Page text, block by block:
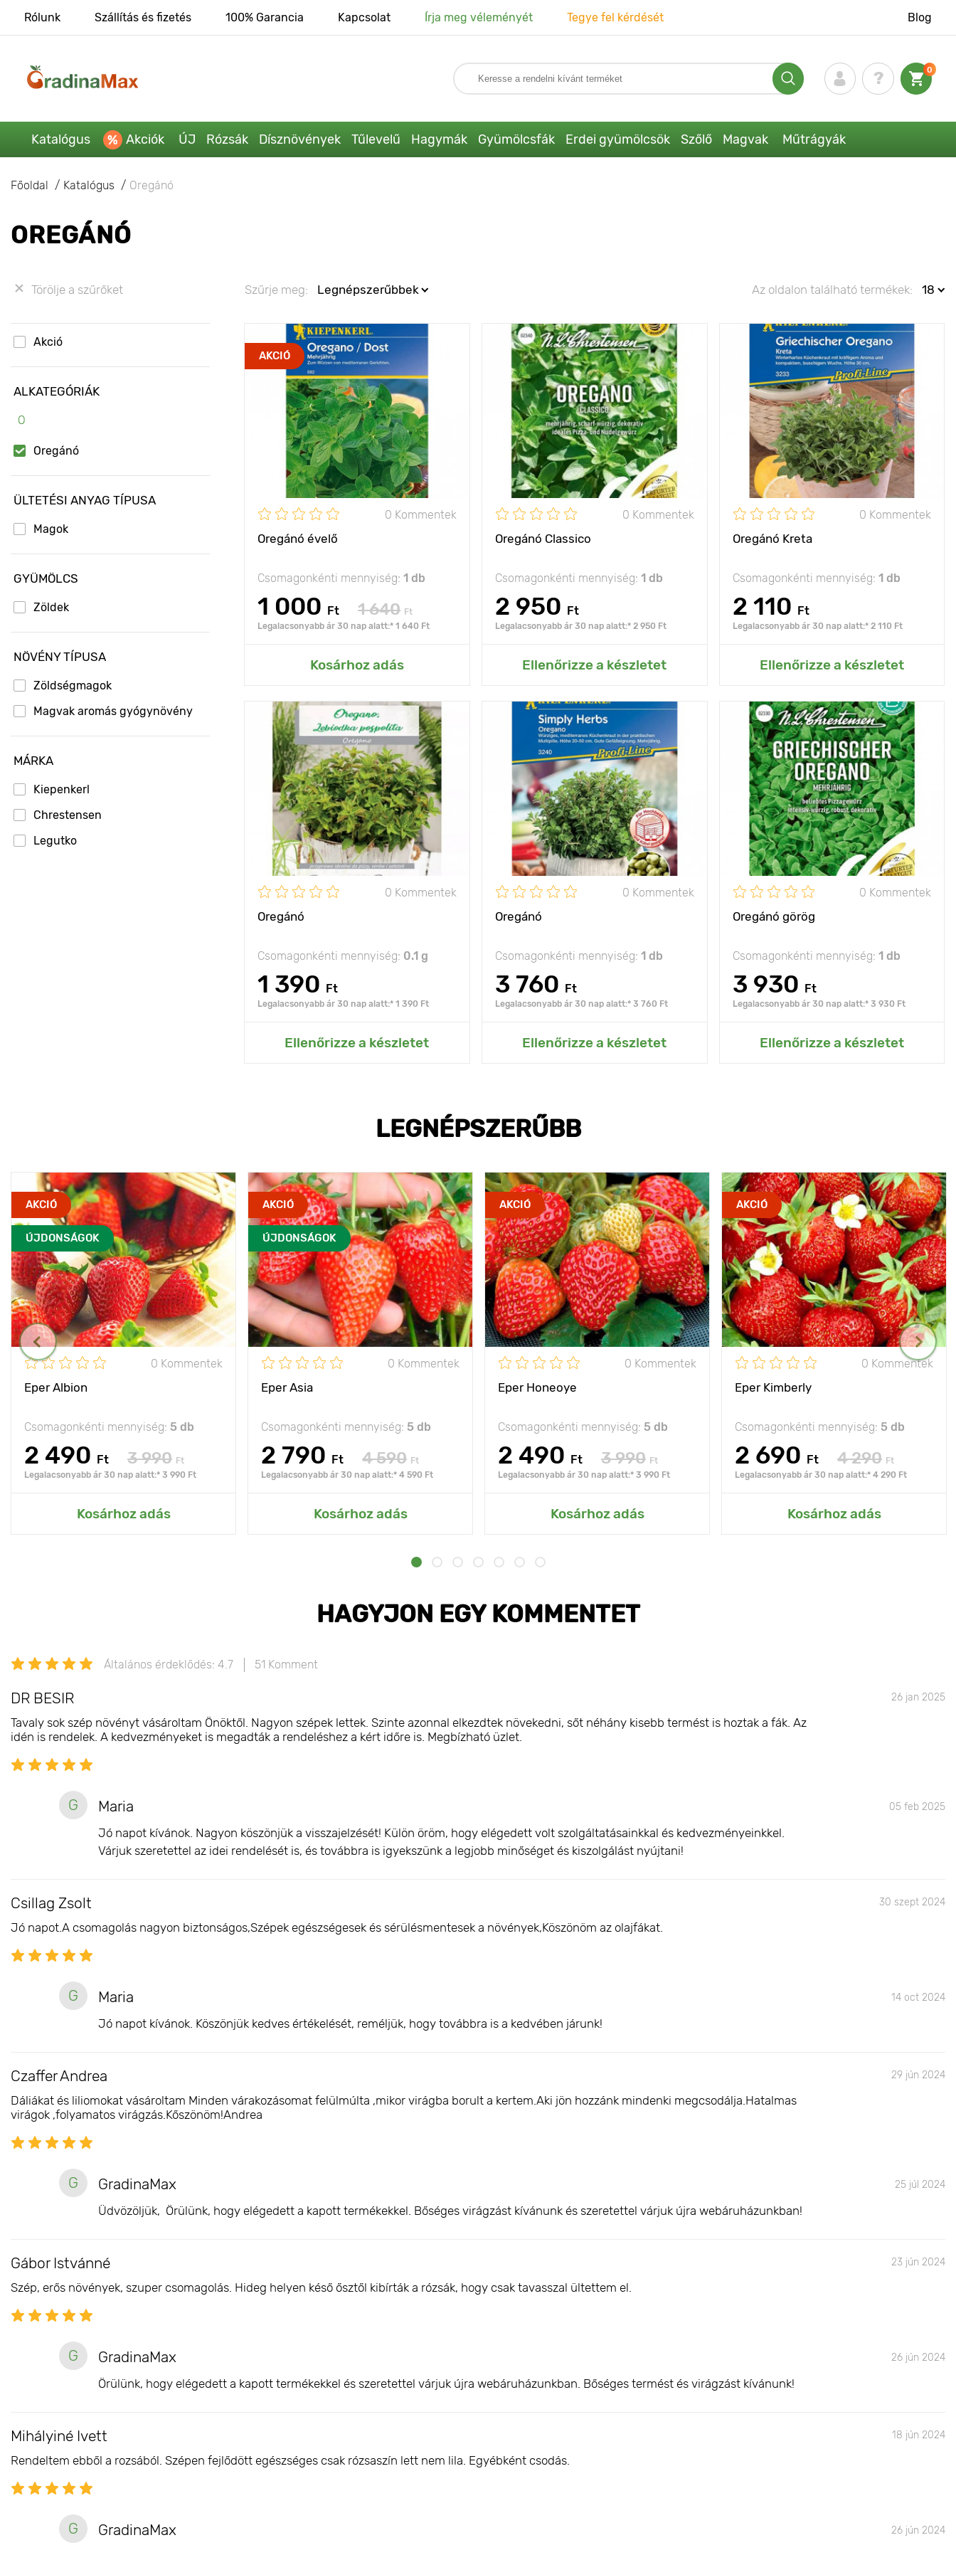
Rólunk Szállítás és fizetés 100% Garancia Kapcsolat Írja meg véleményét Tegye fel kérdését Blog
0
Katalógus Akciók ÚJ Rózsák Dísznövények Tűlevelű Hagymák Gyümölcsfák Erdei gyümölcsök Szőlő Magvak Műtrágyák
Főoldal Katalógus Oregánó
OREGÁNÓ
Törölje a szűrőket
Akció
ALKATEGÓRIÁK
O
Oregánó
ÜLTETÉSI ANYAG TÍPUSA
Magok
GYÜMÖLCS
Zöldek
NÖVÉNY TÍPUSA
Zöldségmagok
Magvak aromás gyógynövény
MÁRKA
Kiepenkerl
Chrestensen
Legutko
Szűrje meg: Legnépszerűbbek Az oldalon található termékek: 18
AKCIÓ
0 Kommentek
Oregánó évelő
Csomagonkénti mennyiség: 1 db
1 000 Ft 1 640 Ft
Legalacsonyabb ár 30 nap alatt:* 1 640 Ft
Kosárhoz adás
Jellemzők
Kifejlett kori
magasság
30 - 60 cm
Ültetési távolság 25 х 25 cm
Fényigény
Hozzáadás az Én kertemhez
0 Kommentek
Oregánó Classico
Csomagonkénti mennyiség: 1 db
2 950 Ft
Legalacsonyabb ár 30 nap alatt:* 2 950 Ft
Ellenőrizze a készletet
Jellemzők
számos intenzív ízű
levél
Kifejlett kori
magasság
50 - 60 cm
Ültetési távolság 20 х 30 cm
Fényigény
Hozzáadás az Én kertemhez
0 Kommentek
Oregánó Kreta
Csomagonkénti mennyiség: 1 db
2 110 Ft
Legalacsonyabb ár 30 nap alatt:* 2 110 Ft
Ellenőrizze a készletet
Jellemzők intenzív ízzel
Kifejlett kori
magasság
20 - 30 cm
Ültetési távolság 20 х 30 cm
Fényigény nap
Hozzáadás az Én kertemhez
0 Kommentek
Oregánó
Csomagonkénti mennyiség: 0.1 g
1 390 Ft
Legalacsonyabb ár 30 nap alatt:* 1 390 Ft
Ellenőrizze a készletet
Jellemzők fűszeres illat
Kifejlett kori
magasság
50 - 60 cm
Ültetési távolság 20 х 30 cm
Fényigény nap, félárnyék
Hozzáadás az Én kertemhez
0 Kommentek
Oregánó
Csomagonkénti mennyiség: 1 db
3 760 Ft
Legalacsonyabb ár 30 nap alatt:* 3 760 Ft
Ellenőrizze a készletet
Jellemzők
illatot árasztanak
Kifejlett kori
magasság
Ültetési távolság 20 х 30 cm
Fényigény nap
Hozzáadás az Én kertemhez
0 Kommentek
Oregánó görög
Csomagonkénti mennyiség: 1 db
3 930 Ft
Legalacsonyabb ár 30 nap alatt:* 3 930 Ft
Ellenőrizze a készletet
Jellemzők csodálatos fűszer
Kifejlett kori
magasság
30 - 40 cm
Ültetési távolság 20 х 40 cm
Fényigény nap, félárnyék
Hozzáadás az Én kertemhez
LEGNÉPSZERŰBB
AKCIÓ
ÚJDONSÁGOK
0 Kommentek
Eper Albion
Csomagonkénti mennyiség: 5 db
2 490 Ft 3 990 Ft
Legalacsonyabb ár 30 nap alatt:* 3 990 Ft
Kosárhoz adás
AKCIÓ
ÚJDONSÁGOK
0 Kommentek
Eper Asia
Csomagonkénti mennyiség: 5 db
2 790 Ft 4 590 Ft
Legalacsonyabb ár 30 nap alatt:* 4 590 Ft
Kosárhoz adás
AKCIÓ
0 Kommentek
Eper Honeoye
Csomagonkénti mennyiség: 5 db
2 490 Ft 3 990 Ft
Legalacsonyabb ár 30 nap alatt:* 3 990 Ft
Kosárhoz adás
AKCIÓ
0 Kommentek
Eper Kimberly
Csomagonkénti mennyiség: 5 db
2 690 Ft 4 290 Ft
Legalacsonyabb ár 30 nap alatt:* 4 290 Ft
Kosárhoz adás
HAGYJON EGY KOMMENTET
Általános érdeklődés: 4.7 51 Komment
DR BESIR 26 jan 2025
Tavaly sok szép növényt vásároltam Önöktől. Nagyon szépek lettek. Szinte azonnal elkezdtek növekedni, sőt néhány kisebb termést is hoztak a fák. Az
idén is rendelek. A kedvezményeket is megadták a rendeléshez a kért időre is. Megbízható üzlet.
G Maria 05 feb 2025
Jó napot kívánok. Nagyon köszönjük a visszajelzését! Külön öröm, hogy elégedett volt szolgáltatásainkkal és kedvezményeinkkel.
Várjuk szeretettel az idei rendelését is, és továbbra is igyekszünk a legjobb minőséget és kiszolgálást nyújtani!
Csillag Zsolt 30 szept 2024
Jó napot.A csomagolás nagyon biztonságos,Szépek egészségesek és sérülésmentesek a növények,Köszönöm az olajfákat.
G Maria 14 oct 2024
Jó napot kívánok. Köszönjük kedves értékelését, reméljük, hogy továbbra is a kedvében járunk!
Czaffer Andrea 29 jún 2024
Dáliákat és liliomokat vásároltam Minden várakozásomat felülmúlta ,mikor virágba borult a kertem.Aki jön hozzánk mindenki megcsodálja.Hatalmas
virágok ,folyamatos virágzás.Kőszönöm!Andrea
G GradinaMax 25 júl 2024
Üdvözöljük, Örülünk, hogy elégedett a kapott termékekkel. Bőséges virágzást kívánunk és szeretettel várjuk újra webáruházunkban!
Gábor Istvánné 23 jún 2024
Szép, erős növények, szuper csomagolás. Hideg helyen késő ősztől kibírták a rózsák, hogy csak tavasszal ültettem el.
G GradinaMax 26 jún 2024
Örülünk, hogy elégedett a kapott termékekkel és szeretettel várjuk újra webáruházunkban. Bőséges termést és virágzást kívánunk!
Mihályiné Ivett 18 jún 2024
Rendeltem ebből a rozsából. Szépen fejlődött egészséges csak rózsaszín lett nem lila. Egyébként csodás.
G GradinaMax 26 jún 2024